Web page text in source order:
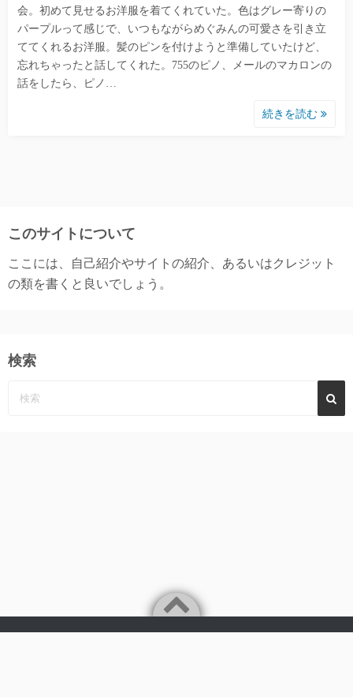
会。初めて見せるお洋服を着てくれていた。色はグレー寄りの
パープルって感じで、いつもながらめぐみんの可愛さを引き立
ててくれるお洋服。髪のピンを付けようと準備していたけど、
忘れちゃったと話してくれた。755のピノ、メールのマカロンの
話をしたら、ピノ…
続きを読む
このサイトについて
ここには、自己紹介やサイトの紹介、あるいはクレジット
の類を書くと良いでしょう。
検索